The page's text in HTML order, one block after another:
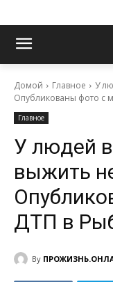
Домой Главное
У
Опубликованы фото с
Главное
У людей
выжить
ДТП в
By